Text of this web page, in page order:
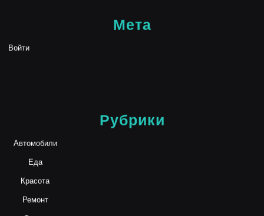
Мета
Войти
Рубрики
Автомобили
Еда
Красота
Ремонт